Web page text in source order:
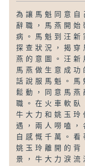
為讓馬魁同意自
辭職，馬燕開始
病。馬魁到汪新
探查狀況，揭穿
燕的意圖。汪新
馬燕做生意成功
話說服馬魁。馬
鬆動，同意馬燕
職。在火車軟臥
牛大力和姚玉玲
遇，兩人嘮嗑，
自感慨千萬。看
姚玉玲離開的背
景，牛大力淚流